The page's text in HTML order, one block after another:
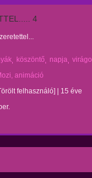
4
köszöntő napja
animáció
felhasználó]
15 éve